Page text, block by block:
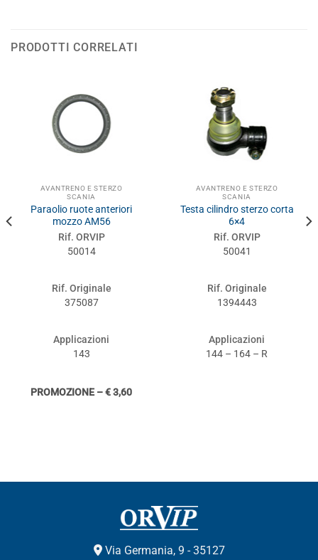
PRODOTTI CORRELATI
AVANTRENO E STERZO
SCANIA
Paraolio ruote anteriori
mozzo AM56
Rif. ORVIP
50014
Rif. Originale
375087
Applicazioni
143
PROMOZIONE – € 3,60
AVANTRENO E STERZO
SCANIA
Testa cilindro sterzo corta
6×4
Rif. ORVIP
50041
Rif. Originale
1394443
Applicazioni
144 – 164 – R
Via Germania, 9 - 35127